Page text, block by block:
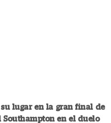
lugar en la gran final de
Southampton en el duelo